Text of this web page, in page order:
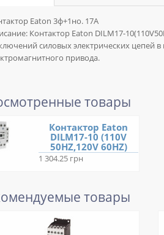
Eaton 3ф+1но. 17А
Контактор Eaton DILM17-
силовых электрических цепей
привода.
товары
Контактор Eaton
DILM17-10 (110V
50HZ,120V 60HZ)
1 304.25 грн
товары